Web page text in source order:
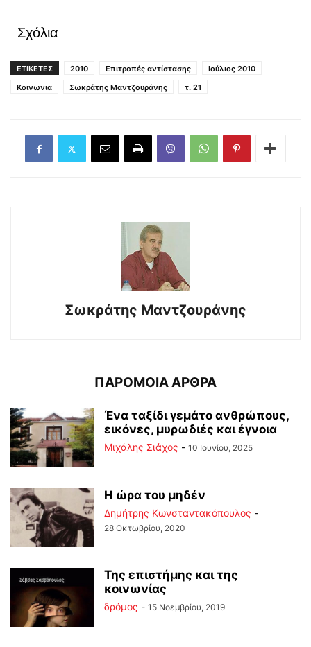
Σχόλια
ΕΤΙΚΕΤΕΣ 2010 Επιτροπές αντίστασης
Ιούλιος 2010
Κοινωνια
Σωκράτης Μαντζουράνης τ. 21
Σωκράτης Μαντζουράνης
ΠΑΡΟΜΟΙΑ ΑΡΘΡΑ
Ένα ταξίδι γεμάτο ανθρώπους,
εικόνες, μυρωδιές και έγνοια
Μιχάλης Σιάχος - 10 Ιουνίου, 2025
Η ώρα του μηδέν
Δημήτρης Κωνσταντακόπουλος -
28 Οκτωβρίου, 2020
Της επιστήμης και της
κοινωνίας
δρόμος - 15 Νοεμβρίου, 2019